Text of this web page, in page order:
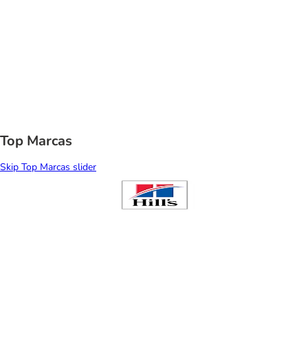
Top Marcas
Skip Top Marcas slider